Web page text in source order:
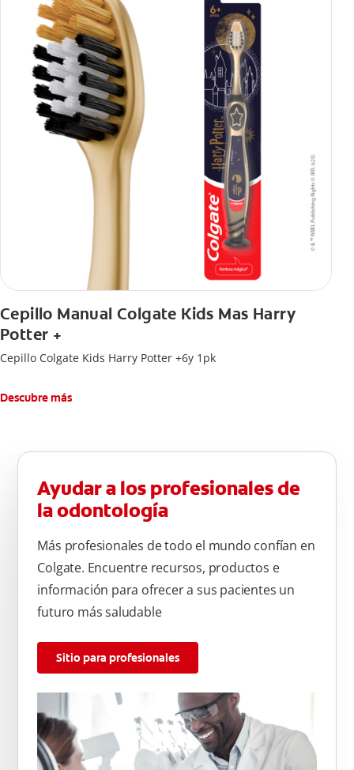
Cepillo Manual Colgate Kids Mas Harry
Potter +
Cepillo Colgate Kids Harry Potter +6y 1pk
Descubre más
Ayudar a los profesionales de
la odontología
Más profesionales de todo el mundo confían en
Colgate. Encuentre recursos, productos e
información para ofrecer a sus pacientes un
futuro más saludable
Sitio para profesionales